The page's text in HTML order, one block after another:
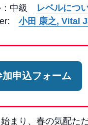
中級 レベルにつ
小田 康之, Vital
加申込フォーム
まり、春の気配た